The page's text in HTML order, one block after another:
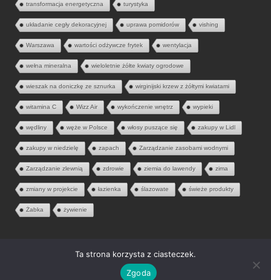
transformacja energetyczna turystyka
układanie cegły dekoracyjnej uprawa pomidorów vishing
Warszawa wartości odżywcze frytek wentylacja
wełna mineralna wieloletnie żółte kwiaty ogrodowe
wieszak na doniczkę ze sznurka wirginijski krzew z żółtymi kwiatami
witamina C Wizz Air wykończenie wnętrz wypieki
wędliny węże w Polsce włosy puszące się zakupy w Lidl
zakupy w niedzielę zapach Zarządzanie zasobami wodnymi
Zarządzanie zlewnią zdrowie ziemia do lawendy zima
zmiany w projekcie łazienka ślazowate świeże produkty
Żabka żywienie
© 2026 Aria Liter. Wszelkie prawa zastrzeżone.
Ta strona korzysta z ciasteczek.
Zgoda